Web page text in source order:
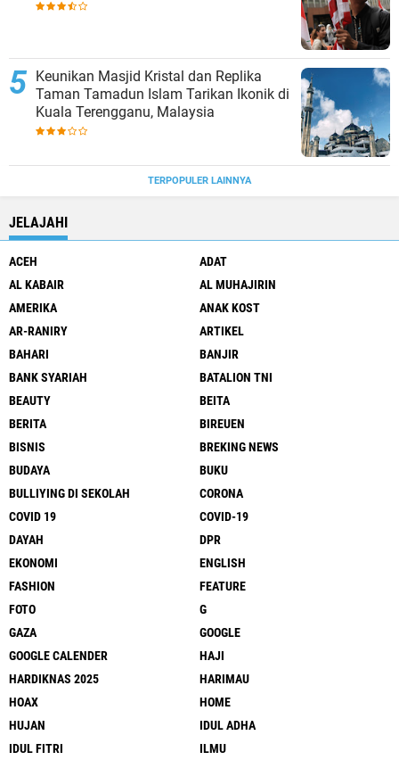
Keunikan Masjid Kristal dan Replika
Taman Tamadun Islam Tarikan Ikonik di
Kuala Terengganu, Malaysia
TERPOPULER LAINNYA
JELAJAHI
ACEH
ADAT
AL KABAIR
AL MUHAJIRIN
AMERIKA
ANAK KOST
AR-RANIRY
ARTIKEL
BAHARI
BANJIR
BANK SYARIAH
BATALION TNI
BEAUTY
BEITA
BERITA
BIREUEN
BISNIS
BREKING NEWS
BUDAYA
BUKU
BULLIYING DI SEKOLAH
CORONA
COVID 19
COVID-19
DAYAH
DPR
EKONOMI
ENGLISH
FASHION
FEATURE
FOTO
G
GAZA
GOOGLE
GOOGLE CALENDER
HAJI
HARDIKNAS 2025
HARIMAU
HOAX
HOME
HUJAN
IDUL ADHA
IDUL FITRI
ILMU